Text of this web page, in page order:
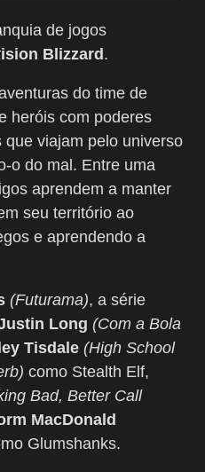
de jogos
Blizzard.
do time de
heróis com poderes
viajam pelo universo
o do mal. Entre uma
aprendem a manter
seu território ao
e aprendendo a
(Futurama), a série
Long (Com a Bola
Tisdale (High School
como Stealth Elf,
Bad, Better Call
MacDonald
Glumshanks.